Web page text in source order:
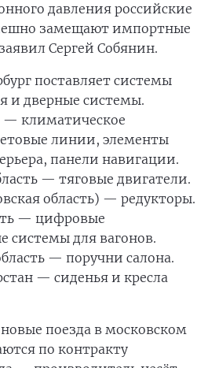
давления российские
замещают импортные
Сергей Собянин.
поставляет системы
и дверные системы.
— климатическое
линии, элементы
панели навигации.
— тяговые двигатели.
область) — редукторы.
— цифровые
для вагонов.
— поручни салона.
— сиденья и кресла
поезда в московском
по контракту